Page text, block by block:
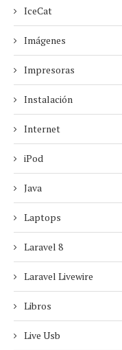
IceCat
Imágenes
Impresoras
Instalación
Internet
iPod
Java
Laptops
Laravel 8
Laravel Livewire
Libros
Live Usb